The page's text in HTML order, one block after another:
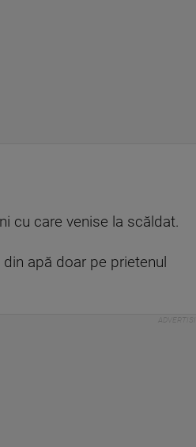
cu care venise la scăldat.
apă doar pe prietenul